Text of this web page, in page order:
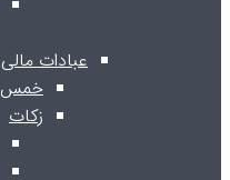
عبادات مالی
خمس
زکات